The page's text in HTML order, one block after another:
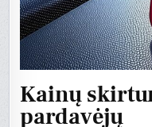
Kainų
pardavėjų